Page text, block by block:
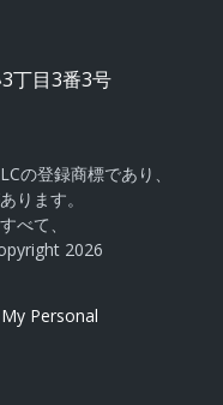
丁目3番3号
の登録商標であり、
ります。
べて、
2026
Personal